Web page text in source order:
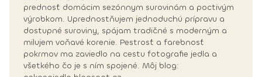
prednosť domácim sezónnym surovinám a poctivým
výrobkom. Uprednostňujem jednoduchú prípravu a
dostupné suroviny, spájam tradičné s moderným a
milujem voňavé korenie. Pestrosť a farebnosť
pokrmov ma zaviedlo na cestu fotografie jedla a
všetkého čo je s ním spojené. Môj blog: